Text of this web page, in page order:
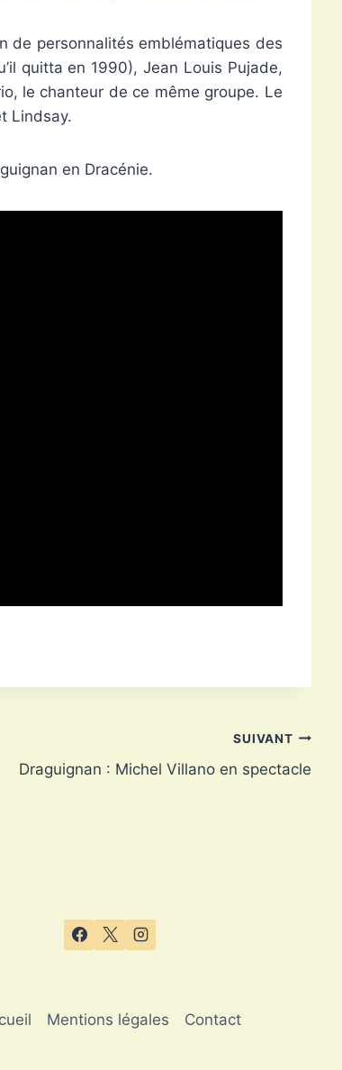
de personnalités emblématiques des
quitta en 1990), Jean Louis Pujade,
le chanteur de ce même groupe. Le
Lindsay.
en Dracénie.
SUIVANT
Draguignan : Michel Villano en spectacle
Mentions légales Contact